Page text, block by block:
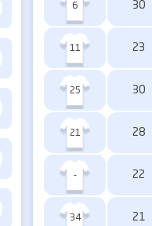
30
6
23
11
30
25
28
21
22
-
21
34